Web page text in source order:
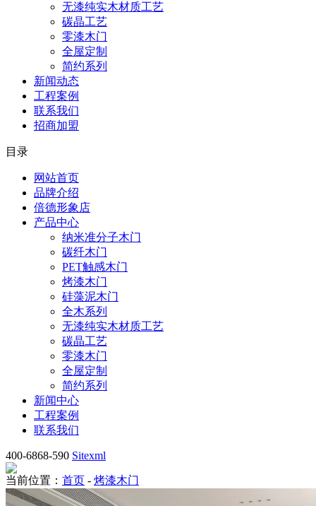
无漆纯实木材质工艺
碳晶工艺
零漆木门
全屋定制
简约系列
新闻动态
工程案例
联系我们
招商加盟
目录
网站首页
品牌介绍
倍德形象店
产品中心
纳米准分子木门
碳纤木门
PET触感木门
烤漆木门
硅藻泥木门
全木系列
无漆纯实木材质工艺
碳晶工艺
零漆木门
全屋定制
简约系列
新闻中心
工程案例
联系我们
400-6868-590 Sitexml
当前位置： 首页 - 烤漆木门